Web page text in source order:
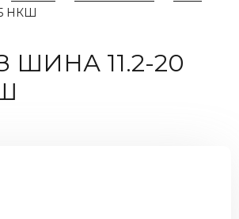
НКШ
ШИНА 11.2-20